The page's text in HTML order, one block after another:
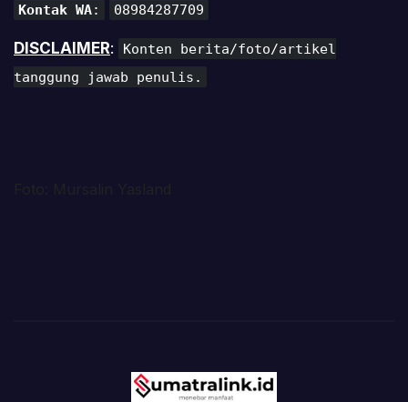
Kontak WA: 08984287709
DISCLAIMER:
Konten berita/foto/artikel
tanggung jawab penulis.